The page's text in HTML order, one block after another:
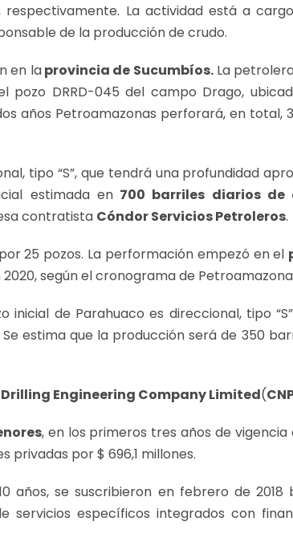
La actividad está a
de la producción de crudo.
en laprovincia de Sucumbíos.La
pozo DRRD-045 del campo Drago,
años Petroamazonas perforará, en total,
tipo “S”, que tendrá una profundidad
estimada en700 barriles diarios de
contratista Cóndor Servicios Petroleros.
25 pozos. La performación empezó en el
según el cronograma de
inicial de Parahuaco es direccional, tipo
Se estima que la producción será de 350
Engineering Company Limited(
, en los primeros tres años de
privadas por $ 696,1 millones.
años, se suscribieron en febrero de 2018
servicios específicos integrados con